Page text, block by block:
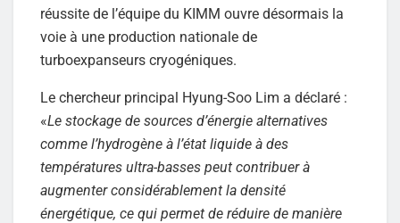
réussite de l’équipe du KIMM ouvre désormais la
voie à une production nationale de
turboexpanseurs cryogéniques.
Le chercheur principal Hyung-Soo Lim a déclaré :
«Le stockage de sources d’énergie alternatives
comme l’hydrogène à l’état liquide à des
températures ultra-basses peut contribuer à
augmenter considérablement la densité
énergétique, ce qui permet de réduire de manière